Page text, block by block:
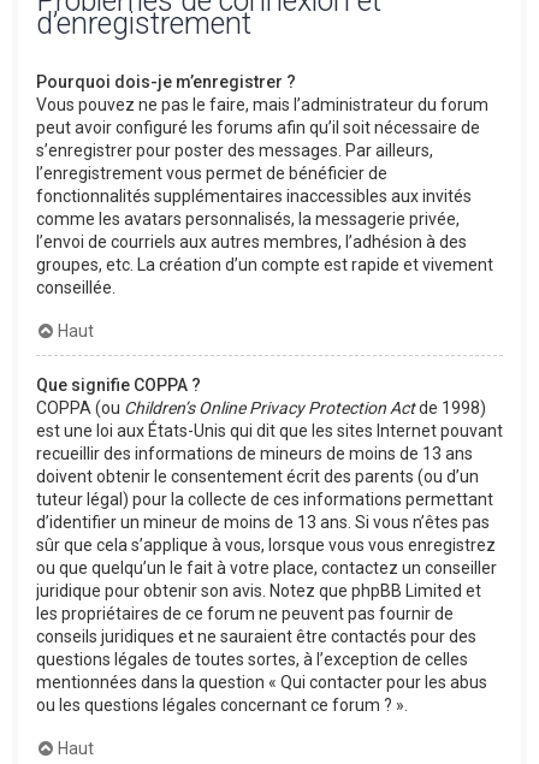
d’enregistrement
Pourquoi dois-je m’enregistrer ?
Vous pouvez ne pas le faire, mais l’administrateur du forum
peut avoir configuré les forums afin qu’il soit nécessaire de
s’enregistrer pour poster des messages. Par ailleurs,
l’enregistrement vous permet de bénéficier de
fonctionnalités supplémentaires inaccessibles aux invités
comme les avatars personnalisés, la messagerie privée,
l’envoi de courriels aux autres membres, l’adhésion à des
groupes, etc. La création d’un compte est rapide et vivement
conseillée.
Haut
Que signifie COPPA ?
COPPA (ou Children’s Online Privacy Protection Actde 1998)
est une loi aux États-Unis qui dit que les sites Internet pouvant
recueillir des informations de mineurs de moins de 13 ans
doivent obtenir le consentement écrit des parents (ou d’un
tuteur légal) pour la collecte de ces informations permettant
d’identifier un mineur de moins de 13 ans. Si vous n’êtes pas
sûr que cela s’applique à vous, lorsque vous vous enregistrez
ou que quelqu’un le fait à votre place, contactez un conseiller
juridique pour obtenir son avis. Notez que phpBB Limited et
les propriétaires de ce forum ne peuvent pas fournir de
conseils juridiques et ne sauraient être contactés pour des
questions légales de toutes sortes, à l’exception de celles
mentionnées dans la question « Qui contacter pour les abus
ou les questions légales concernant ce forum ? ».
Haut